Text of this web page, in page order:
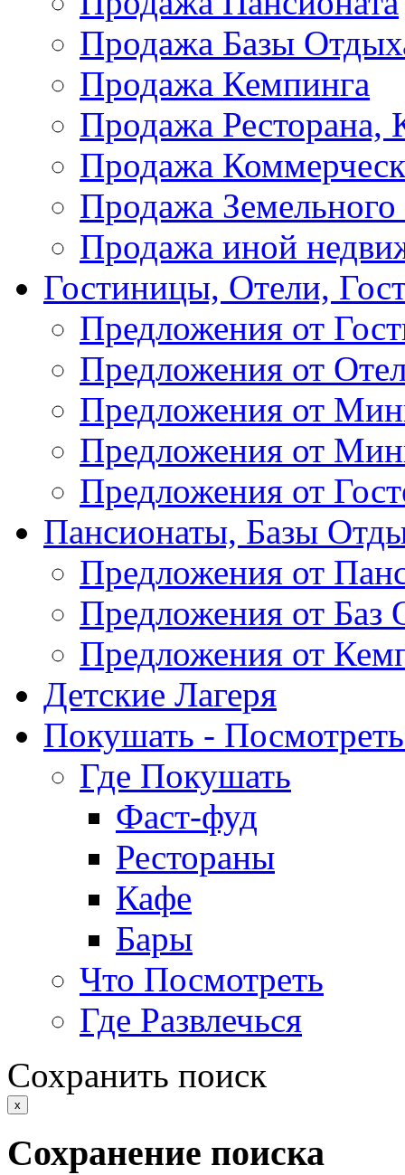
Продажа Базы
Продажа Кемпинга
Продажа Ресторана,
Продажа
Продажа Земельного
Продажа иной
Гостиницы, Отели,
Предложения от
Предложения от
Предложения от
Предложения от
Предложения от
Пансионаты, Базы
Предложения от
Предложения от Баз
Предложения от
Детские Лагеря
Покушать - Посмотреть
Где Покушать
Фаст-фуд
Рестораны
Кафе
Бары
Что Посмотреть
Где Развлечься
Сохранить поиск
x
Сохранение поиска